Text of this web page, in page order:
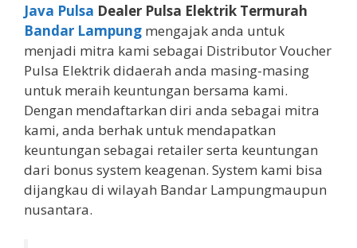
Java Pulsa Dealer Pulsa Elektrik Termurah
Bandar Lampung mengajak anda untuk
menjadi mitra kami sebagai Distributor Voucher
Pulsa Elektrik didaerah anda masing-masing
untuk meraih keuntungan bersama kami.
Dengan mendaftarkan diri anda sebagai mitra
kami, anda berhak untuk mendapatkan
keuntungan sebagai retailer serta keuntungan
dari bonus system keagenan. System kami bisa
dijangkau di wilayah Bandar Lampungmaupun
nusantara.